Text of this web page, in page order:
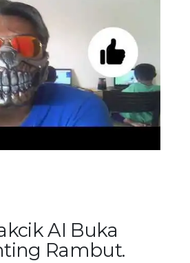
AI Buka
Rambut.